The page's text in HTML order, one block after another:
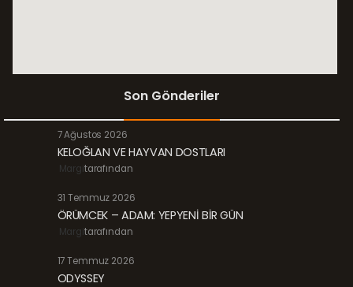
Son Gönderiler
7 Ağustos 2026
KELOĞLAN VE HAYVAN DOSTLARI
Margitarafından
31 Temmuz 2026
ÖRÜMCEK – ADAM: YEPYENİ BİR GÜN
Margitarafından
17 Temmuz 2026
ODYSSEY